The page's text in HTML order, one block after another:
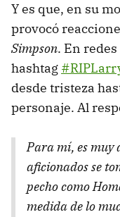
Y es que, en su
provocó
Simpson. En
hashtag
desde tristeza
personaje. Al
Para mí, es muy
aficionados se
pecho como
medida de lo